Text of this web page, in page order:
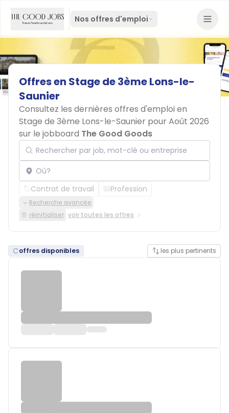
Nos offres d'emploi
Offresen Stagede3èmeLons-le-
Saunier
Consultez les dernières offres d'emploi en
Stage de 3ème Lons-le-Saunier pour Août 2026
sur le jobboard The Good Goods
Rechercher par job, mot-clé ou entreprise
Localisation
Contrat de travail Profession
Recherche avancée
réinitialiser voir toutes les offres
offres disponibles les plus pertinents